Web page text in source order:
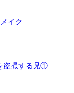
イク
盗撮する兄①